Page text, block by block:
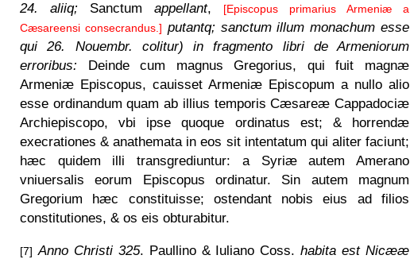
24. aliiq; Sanctum appellant,
[Episcopus primarius Armeniæ a
Cæsareensi consecrandus.] putantq; sanctum illum monachum esse
qui 26. Nouembr. colitur) in fragmento libri de Armeniorum
erroribus: Deinde cum magnus Gregorius, qui fuit magnæ
Armeniæ Episcopus, cauisset Armeniæ Episcopum a nullo alio
esse ordinandum quam ab illius temporis Cæsareæ Cappadociæ
Archiepiscopo, vbi ipse quoque ordinatus est; & horrendæ
execrationes & anathemata in eos sit intentatum qui aliter faciunt;
hæc quidem illi transgrediuntur: a Syriæ autem Amerano
vniuersalis eorum Episcopus ordinatur. Sin autem magnum
Gregorium hæc constituisse; ostendant nobis eius ad filios
constitutiones, & os eis obturabitur.
[7] Anno Christi 325. Paullino & Iuliano Coss.habita est Nicææ